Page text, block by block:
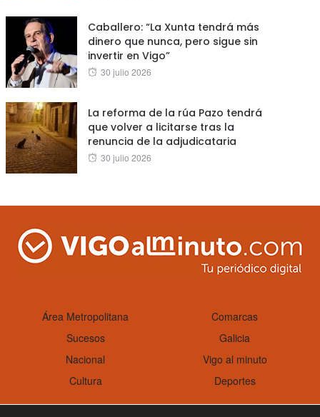
Caballero: “La Xunta tendrá más
dinero que nunca, pero sigue sin
invertir en Vigo”
Posted
30 julio 2026
La reforma de la rúa Pazo tendrá
que volver a licitarse tras la
renuncia de la adjudicataria
Posted
30 julio 2026
Área Metropolitana
Comarcas
Sucesos
Galicia
Nacional
Vigo al minuto
Cultura
Deportes